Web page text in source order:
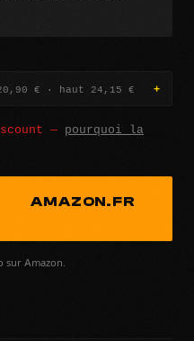
€ · haut 24,15 €
— pourquoi la
AMAZON.FR
sur Amazon.